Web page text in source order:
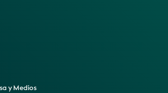
y Medios